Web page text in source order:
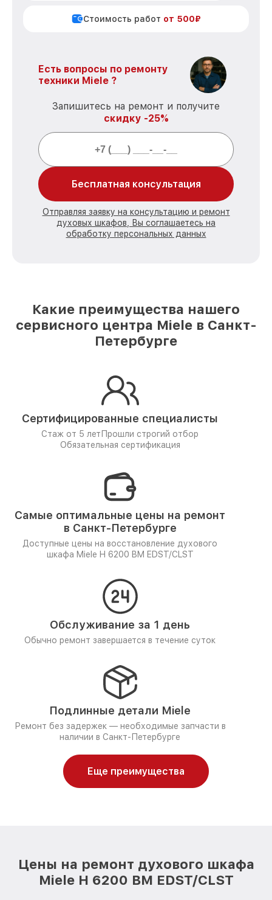
Стоимость работ от 500₽
Есть вопросы по ремонту
техники Miele ?
Запишитесь на ремонт и получите
скидку -25%
Бесплатная консультация
Отправляя заявку на консультацию и ремонт
духовых шкафов, Вы соглашаетесь на
обработку персональных данных
Какие преимущества нашего
сервисного центра Miele в Санкт-
Петербурге
Сертифицированные специалисты
Стаж от 5 лет Прошли строгий отбор
Обязательная сертификация
Самые оптимальные цены на ремонт
в Санкт-Петербурге
Доступные цены на восстановление духового
шкафа Miele H 6200 BM EDST/CLST
Обслуживание за 1 день
Обычно ремонт завершается в течение суток
Подлинные детали Miele
Ремонт без задержек — необходимые запчасти в
наличии в Санкт-Петербурге
Еще преимущества
Цены на ремонт духового шкафа
Miele H 6200 BM EDST/CLST